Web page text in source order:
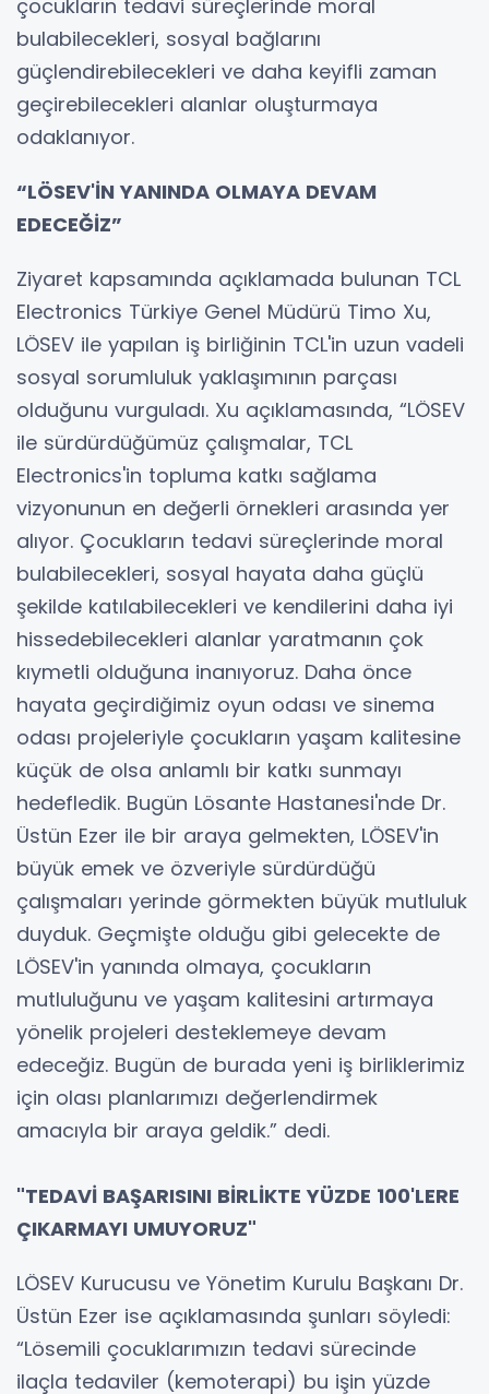
çocukların tedavi süreçlerinde moral
bulabilecekleri, sosyal bağlarını
güçlendirebilecekleri ve daha keyifli zaman
geçirebilecekleri alanlar oluşturmaya
odaklanıyor.
“LÖSEV'İN YANINDA OLMAYA DEVAM
EDECEĞİZ”
Ziyaret kapsamında açıklamada bulunan TCL
Electronics Türkiye Genel Müdürü Timo Xu,
LÖSEV ile yapılan iş birliğinin TCL'in uzun vadeli
sosyal sorumluluk yaklaşımının parçası
olduğunu vurguladı. Xu açıklamasında, “LÖSEV
ile sürdürdüğümüz çalışmalar, TCL
Electronics'in topluma katkı sağlama
vizyonunun en değerli örnekleri arasında yer
alıyor. Çocukların tedavi süreçlerinde moral
bulabilecekleri, sosyal hayata daha güçlü
şekilde katılabilecekleri ve kendilerini daha iyi
hissedebilecekleri alanlar yaratmanın çok
kıymetli olduğuna inanıyoruz. Daha önce
hayata geçirdiğimiz oyun odası ve sinema
odası projeleriyle çocukların yaşam kalitesine
küçük de olsa anlamlı bir katkı sunmayı
hedefledik. Bugün Lösante Hastanesi'nde Dr.
Üstün Ezer ile bir araya gelmekten, LÖSEV'in
büyük emek ve özveriyle sürdürdüğü
çalışmaları yerinde görmekten büyük mutluluk
duyduk. Geçmişte olduğu gibi gelecekte de
LÖSEV'in yanında olmaya, çocukların
mutluluğunu ve yaşam kalitesini artırmaya
yönelik projeleri desteklemeye devam
edeceğiz. Bugün de burada yeni iş birliklerimiz
için olası planlarımızı değerlendirmek
amacıyla bir araya geldik.” dedi.
"TEDAVİ BAŞARISINI BİRLİKTE YÜZDE 100'LERE
ÇIKARMAYI UMUYORUZ"
LÖSEV Kurucusu ve Yönetim Kurulu Başkanı Dr.
Üstün Ezer ise açıklamasında şunları söyledi:
“Lösemili çocuklarımızın tedavi sürecinde
ilaçla tedaviler (kemoterapi) bu işin yüzde